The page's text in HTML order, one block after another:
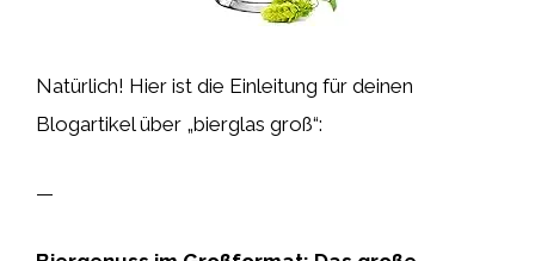
Natürlich! Hier ist die Einleitung für deinen
Blogartikel über „bierglas groß“:
—